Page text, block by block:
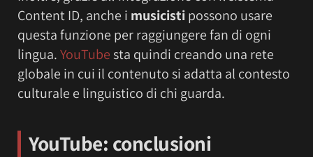
Content ID, anche i musicistipossono usare
questa funzione per raggiungere fan di ogni
lingua.YouTubesta quindi creando una rete
globale in cui il contenuto si adatta al contesto
culturale e linguistico di chi guarda.
YouTube: conclusioni